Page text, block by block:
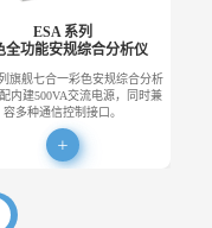
ESA 系列
全功能安规综合分析仪
旗舰七合一彩色安规综合分析
内建500VA交流电源，同时兼
容多种通信控制接口。